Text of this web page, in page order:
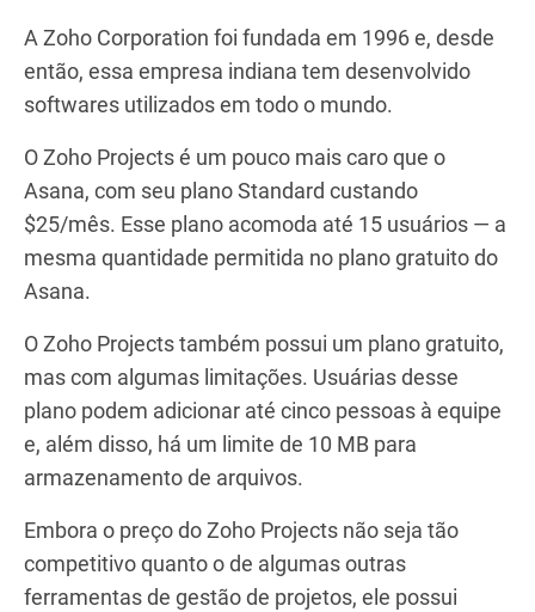
A Zoho Corporation foi fundada em 1996 e, desde
então, essa empresa indiana tem desenvolvido
softwares utilizados em todo o mundo.
O Zoho Projects é um pouco mais caro que o
Asana, com seu plano Standard custando
$25/mês. Esse plano acomoda até 15 usuários — a
mesma quantidade permitida no plano gratuito do
Asana.
O Zoho Projects também possui um plano gratuito,
mas com algumas limitações. Usuárias desse
plano podem adicionar até cinco pessoas à equipe
e, além disso, há um limite de 10 MB para
armazenamento de arquivos.
Embora o preço do Zoho Projects não seja tão
competitivo quanto o de algumas outras
ferramentas de gestão de projetos, ele possui